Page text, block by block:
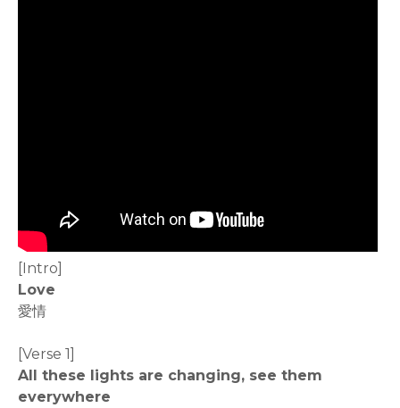
[Intro]
Love
愛情
[Verse 1]
All these lights are changing, see them
everywhere